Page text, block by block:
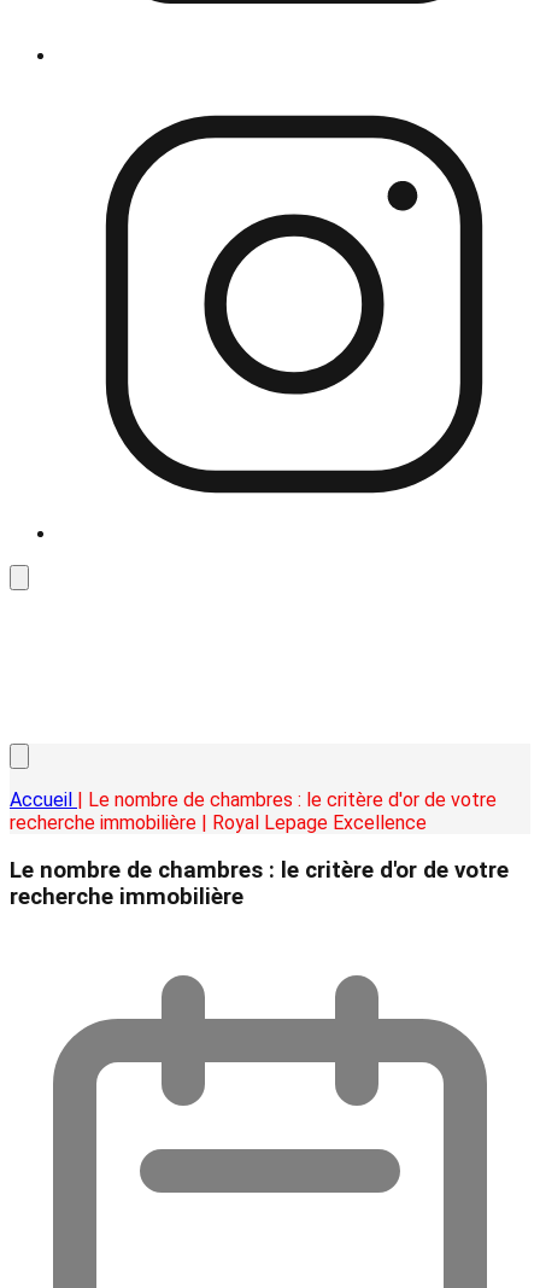
Accueil | Le nombre de chambres : le critère d'or de votre
recherche immobilière | Royal Lepage Excellence
Le nombre de chambres : le critère d'or de votre
recherche immobilière